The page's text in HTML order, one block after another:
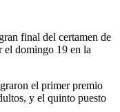
final del certamen de
el domingo 19 en la
el primer premio
y el quinto puesto